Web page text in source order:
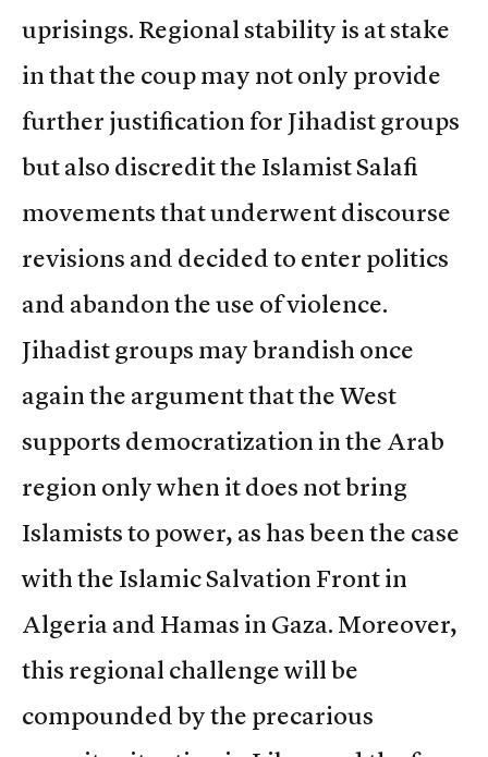
uprisings. Regional stability is at stake
in that the coup may not only provide
further justification for Jihadist groups
but also discredit the Islamist Salafi
movements that underwent discourse
revisions and decided to enter politics
and abandon the use of violence.
Jihadist groups may brandish once
again the argument that the West
supports democratization in the Arab
region only when it does not bring
Islamists to power, as has been the case
with the Islamic Salvation Front in
Algeria and Hamas in Gaza. Moreover,
this regional challenge will be
compounded by the precarious